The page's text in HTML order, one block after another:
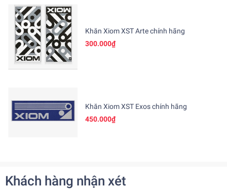
Khăn Xiom XST Arte chính hãng
300.000₫
Khăn Xiom XST Exos chính hãng
450.000₫
Khách hàng nhận xét